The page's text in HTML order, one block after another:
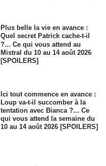
Plus belle la vie en avance :
Quel secret Patrick cache-t-il
?... Ce qui vous attend au
Mistral du 10 au 14 août 2026
[SPOILERS]
Ici tout commence en avance :
Loup va-t-il succomber à la
tentation avec Bianca ?... Ce
qui vous attend la semaine du
10 au 14 août 2026 [SPOILERS]